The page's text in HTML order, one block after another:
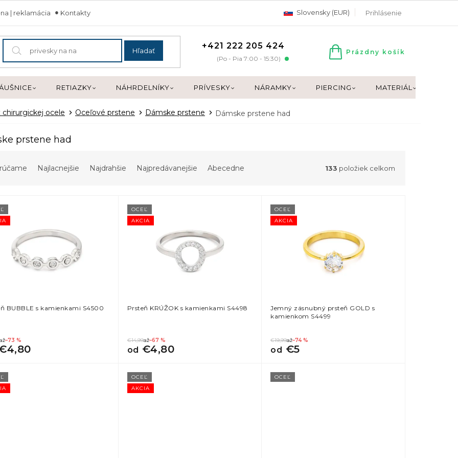
| reklamácia Kontakty Slovensky (EUR) Prihlásenie
Hľadať +421 222 205 424
(Po - Pia 7:00 - 15:30)
NÁKUPNÝ
Prázdny košík
RETIAZKY NÁHRDELNÍKY PRÍVESKY NÁRAMKY PIERCING MATERIÁL
chirurgickej ocele Oceľové prstene Dámske prstene Dámske prstene had
prstene had
Najlacnejšie Najdrahšie Najpredávanejšie Abecedne 133 položiek celkom
BUBBLE s kamienkami S4500
až–73 %
AKCIA
OCEĽ
Prsteň KRÚŽOK s kamienkami S4498
€14,99až–67 %
od €4,80
AKCIA
OCEĽ
Jemný zásnubný prsteň GOLD s
kamienkom S4499
€19,99až–74 %
od €5
AKCIA
OCEĽ OCEĽ